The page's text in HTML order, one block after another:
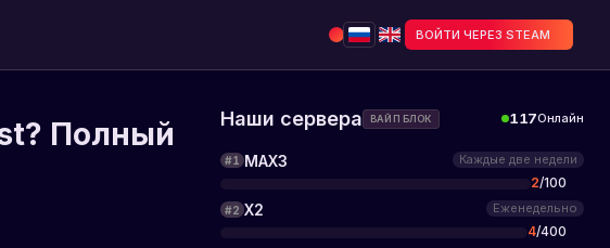
ВОЙТИ ЧЕРЕЗ STEAM
Полный
Наши сервера ВАЙП БЛОК 117Онлайн
#1 MAX3 Каждые две недели
2/100
#2 X2 Еженедельно
4/400